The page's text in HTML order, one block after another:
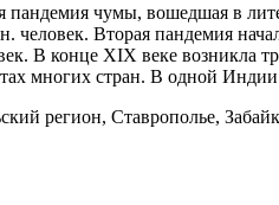
чумы, вошедшая в
человек. Вторая пандемия
В конце XIX веке возникла
многих стран. В одной
регион, Ставрополье,